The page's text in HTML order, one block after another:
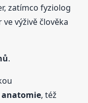
zatímco fyziolog
výživě člověka
.
anatomie, též